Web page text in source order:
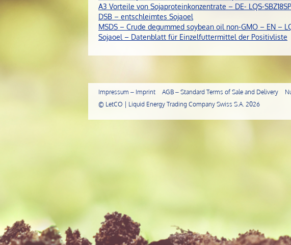
A3 Vorteile von Sojaproteinkonzentrate – DE- LQS-
DSB – entschleimtes Sojaoel
MSDS – Crude degummed soybean oil non-GMO – EN –
Sojaoel – Datenblatt für Einzelfuttermittel der Positivliste
Impressum – Imprint AGB – Standard Terms of Sale and Delivery
© LetCO | Liquid Energy Trading Company Swiss S.A. 2026